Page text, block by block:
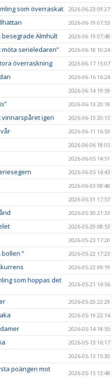
som överraskat 2026-06-23 09:27
2026-06-19 07:53
Älmhult 2026-06-19 07:48
möta serieledaren” 2026-06-18 10:24
överraskning 2026-06-17 15:07
2026-06-16 16:24
2026-06-14 19:59
2026-06-13 20:18
vinnarspåret igen 2026-06-13 20:13
2026-06-11 16:53
2026-06-06 18:05
2026-06-05 14:51
2026-06-05 14:43
2026-06-03 08:48
2026-05-31 17:57
2026-05-30 21:33
2026-05-29 08:53
2026-05-23 17:20
” 2026-05-22 17:23
2026-05-22 09:19
som hoppas det
2026-05-21 14:56
2026-05-20 22:29
2026-05-19 22:14
2026-05-14 18:55
2026-05-13 16:17
2026-05-13 15:30
poängen mot
2026-05-13 13:48